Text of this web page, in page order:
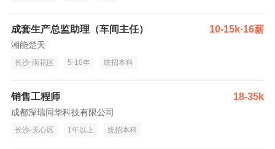
成套生产总监助理（车间主任） 10-15k·16薪
湘能楚天
长沙-雨花区 5-10年 统招本科
销售工程师 18-35k
成都深瑞同华科技有限公司
长沙-天心区 1年以上 统招本科